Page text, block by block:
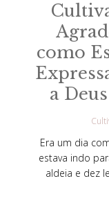
como
a
Era um dia
estava indo
aldeia e dez